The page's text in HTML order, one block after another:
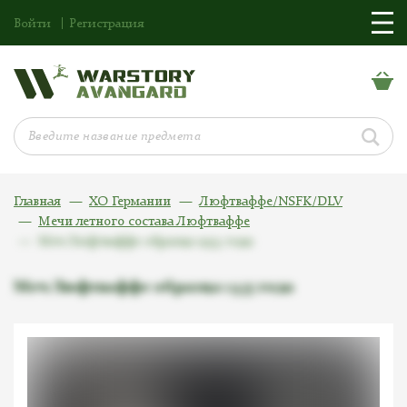
Войти Регистрация
Главная ХО Германии
Люфтваффе/NSFK/DLV
Мечи летного состава Люфтваффе
Меч Люфтваффе образца 1935 года